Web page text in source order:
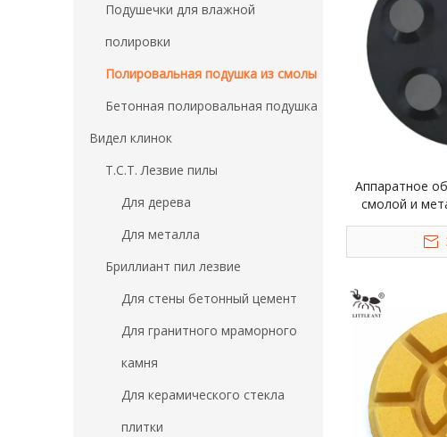
Подушечки для влажной
полировки
Полировальная подушка из смолы
Бетонная полировальная подушка
Видел клинок
Т.С.Т. Лезвие пилы
Для дерева
Для металла
Бриллиант пил лезвие
Для стены бетонный цемент
Для гранитного мраморного
камня
Для керамического стекла
плитки
Аппаратное
смолой и